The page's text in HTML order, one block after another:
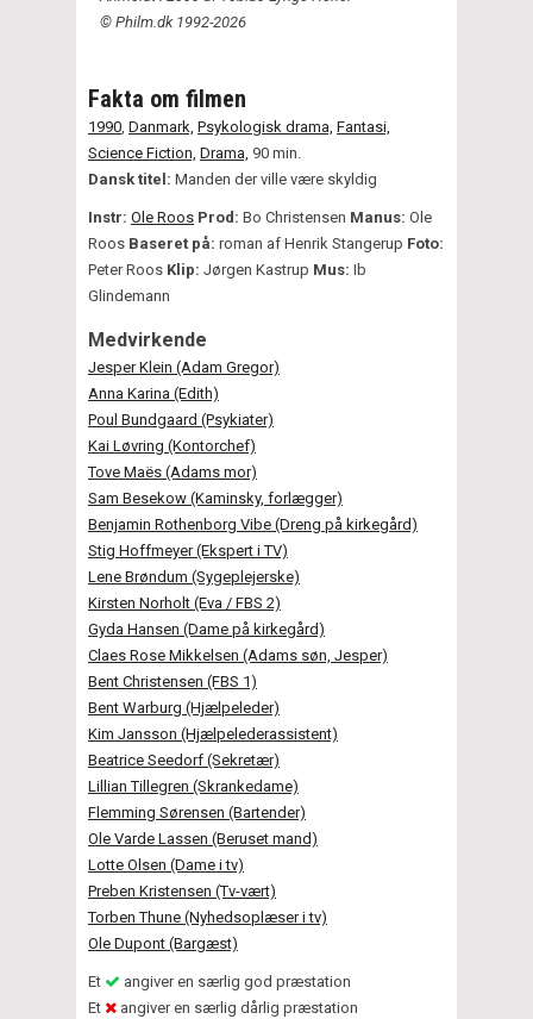
© Philm.dk 1992-2026
Fakta om filmen
1990 Danmark, Psykologisk drama, Fantasi,
Science Fiction, Drama, 90 min.
Dansk titel: Manden der ville være skyldig
Instr: Ole Roos Prod: Bo Christensen Manus: Ole
Roos Baseret på: roman af Henrik Stangerup Foto:
Peter Roos Klip: Jørgen Kastrup Mus: Ib
Glindemann
Medvirkende
Jesper Klein (Adam Gregor)
Anna Karina (Edith)
Poul Bundgaard (Psykiater)
Kai Løvring (Kontorchef)
Tove Maës (Adams mor)
Sam Besekow (Kaminsky, forlægger)
Benjamin Rothenborg Vibe (Dreng på kirkegård)
Stig Hoffmeyer (Ekspert i TV)
Lene Brøndum (Sygeplejerske)
Kirsten Norholt (Eva / FBS 2)
Gyda Hansen (Dame på kirkegård)
Claes Rose Mikkelsen (Adams søn, Jesper)
Bent Christensen (FBS 1)
Bent Warburg (Hjælpeleder)
Kim Jansson (Hjælpelederassistent)
Beatrice Seedorf (Sekretær)
Lillian Tillegren (Skrankedame)
Flemming Sørensen (Bartender)
Ole Varde Lassen (Beruset mand)
Lotte Olsen (Dame i tv)
Preben Kristensen (Tv-vært)
Torben Thune (Nyhedsoplæser i tv)
Ole Dupont (Bargæst)
Et
angiver en særlig god præstation
Et
angiver en særlig dårlig præstation